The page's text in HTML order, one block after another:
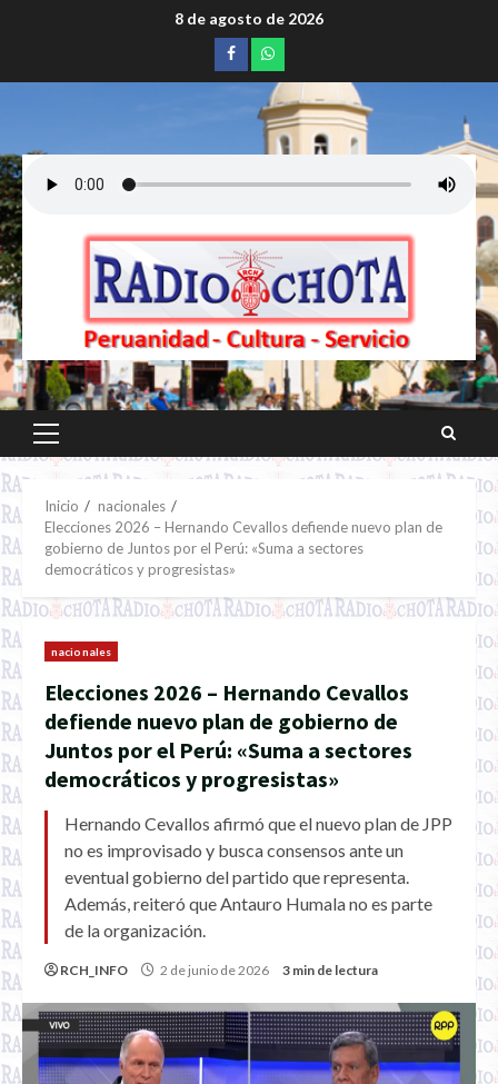
8 de agosto de 2026
Facebookwhatsapp
Menú
principal
Inicio
nacionales
Elecciones 2026 – Hernando Cevallos defiende nuevo plan de
gobierno de Juntos por el Perú: «Suma a sectores
democráticos y progresistas»
nacionales
Elecciones 2026 – Hernando Cevallos
defiende nuevo plan de gobierno de
Juntos por el Perú: «Suma a sectores
democráticos y progresistas»
Hernando Cevallos afirmó que el nuevo plan de JPP
no es improvisado y busca consensos ante un
eventual gobierno del partido que representa.
Además, reiteró que Antauro Humala no es parte
de la organización.
RCH_INFO 2 de junio de 2026 3 min de lectura